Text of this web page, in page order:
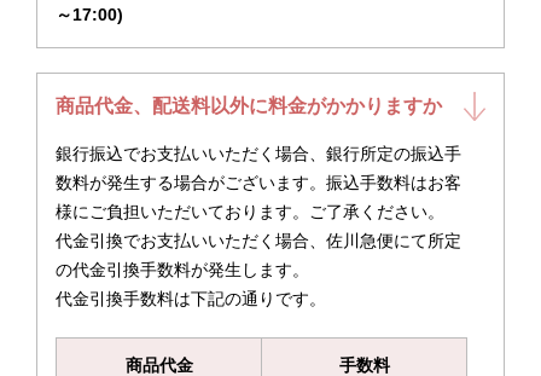
～17:00)
商品代金、配送料以外に料金がかかりますか
銀行振込でお支払いいただく場合、銀行所定の振込手
数料が発生する場合がございます。振込手数料はお客
様にご負担いただいております。ご了承ください。
代金引換でお支払いいただく場合、佐川急便にて所定
の代金引換手数料が発生します。
代金引換手数料は下記の通りです。
商品代金 手数料